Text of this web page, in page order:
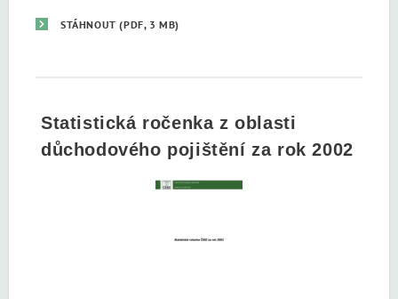
STÁHNOUT(PDF, 3 MB)
Statistická ročenka z oblasti
důchodového pojištění za rok 2002